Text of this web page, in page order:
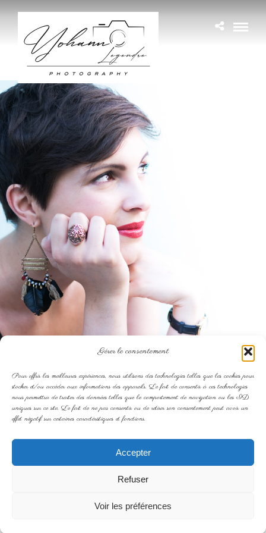
Gérer le consentement
Pour offrir les meilleures expériences, nous utilisons des technologies telles que les cookies pour
stocker et/ou accéder aux informations des appareils. Le fait de consentir à ces technologies
nous permettra de traiter des données telles que le comportement de navigation ou les ID
uniques sur ce site. Le fait de ne pas consentir ou de retirer son consentement peut avoir un
effet négatif sur certaines caractéristiques et fonctions.
Accepter
Refuser
Voir les préférences
portrait nantes 44